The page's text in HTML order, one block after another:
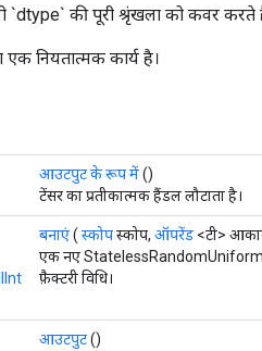
`dtype` की पूरी श्रृंखला को कवर करते
नियतात्मक कार्य है।
आउटपुट के रूप में()
टेंसर का प्रतीकात्मक हैंडल लौटाता है।
बनाएं( स्कोपस्कोप, ऑपरेंड <टी>
एक नए
फ़ैक्टरी विधि।
आउटपुट()